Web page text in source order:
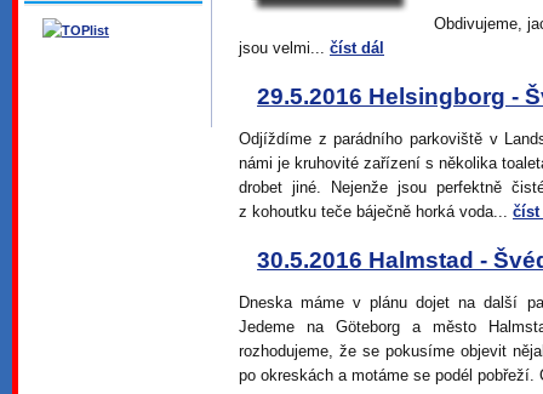
Obdivujeme,
jsou velmi... číst dál
29.5.2016 Helsingborg -
Odjíždíme z parádního parkoviště v
námi je kruhovité zařízení s několika
drobet jiné. Nejenže jsou perfektně
z kohoutku teče báječně horká voda... číst
30.5.2016 Halmstad -
Dneska máme v plánu dojet na další
Jedeme na Göteborg a město
rozhodujeme, že se pokusíme objevit
po okreskách a motáme se podél